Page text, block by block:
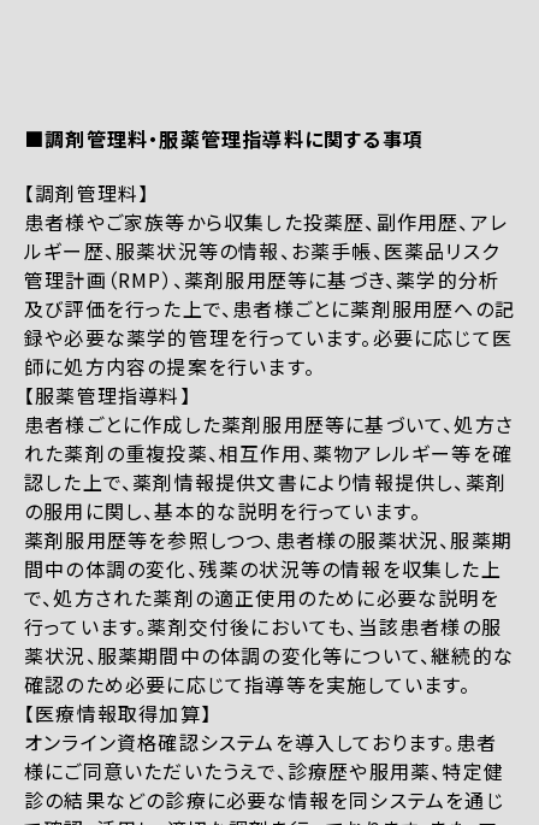
■調剤管理料・服薬管理指導料に関する事項
【調剤管理料】
患者様やご家族等から収集した投薬歴、副作用歴、アレ
ルギー歴、服薬状況等の情報、お薬手帳、医薬品リスク
管理計画（RMP）、薬剤服用歴等に基づき、薬学的分析
及び評価を行った上で、患者様ごとに薬剤服用歴への記
録や必要な薬学的管理を行っています。必要に応じて医
師に処方内容の提案を行います。
【服薬管理指導料】
患者様ごとに作成した薬剤服用歴等に基づいて、処方さ
れた薬剤の重複投薬、相互作用、薬物アレルギー等を確
認した上で、薬剤情報提供文書により情報提供し、薬剤
の服用に関し、基本的な説明を行っています。
薬剤服用歴等を参照しつつ、患者様の服薬状況、服薬期
間中の体調の変化、残薬の状況等の情報を収集した上
で、処方された薬剤の適正使用のために必要な説明を
行っています。薬剤交付後においても、当該患者様の服
薬状況、服薬期間中の体調の変化等について、継続的な
確認のため必要に応じて指導等を実施しています。
【医療情報取得加算】
オンライン資格確認システムを導入しております。患者
様にご同意いただいたうえで、診療歴や服用薬、特定健
診の結果などの診療に必要な情報を同システムを通じ